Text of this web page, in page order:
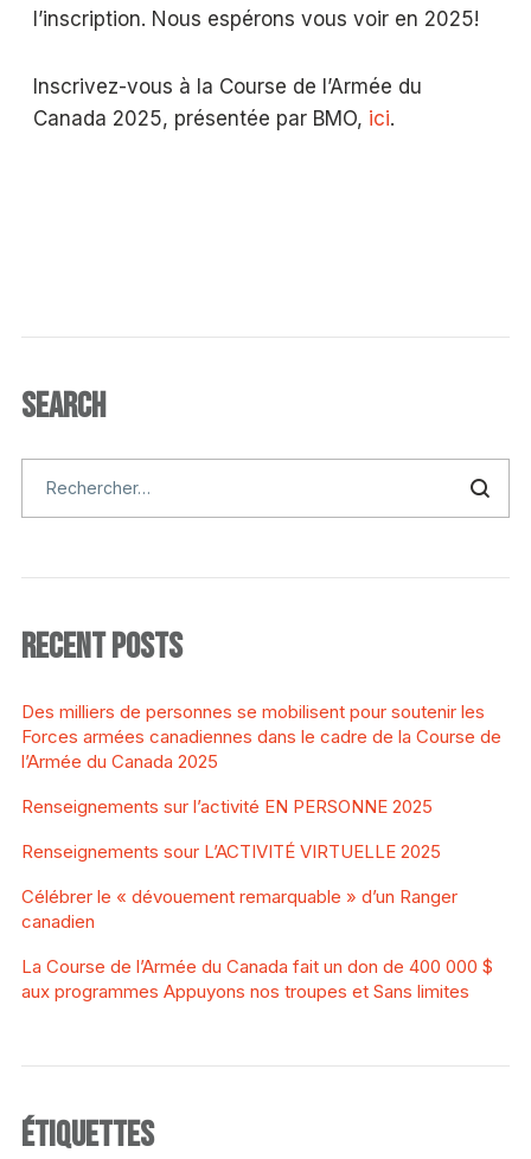
l’inscription. Nous espérons vous voir en 2025!
Inscrivez-vous à la Course de l’Armée du
Canada 2025, présentée par BMO, ici.
SEARCH
RECENT POSTS
Des milliers de personnes se mobilisent pour soutenir les
Forces armées canadiennes dans le cadre de la Course de
l’Armée du Canada 2025
Renseignements sur l’activité EN PERSONNE 2025
Renseignements sour L’ACTIVITÉ VIRTUELLE 2025
Célébrer le « dévouement remarquable » d’un Ranger
canadien
La Course de l’Armée du Canada fait un don de 400 000 $
aux programmes Appuyons nos troupes et Sans limites
ÉTIQUETTES